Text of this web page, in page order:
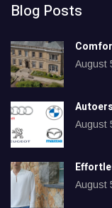
Blog Posts
August
August
August